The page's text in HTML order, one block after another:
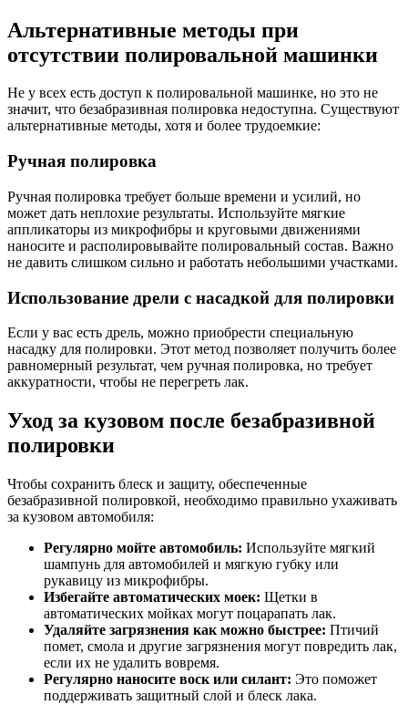
Альтернативные методы при
отсутствии полировальной машинки
Не у всех есть доступ к полировальной машинке, но это не
значит, что безабразивная полировка недоступна. Существуют
альтернативные методы, хотя и более трудоемкие:
Ручная полировка
Ручная полировка требует больше времени и усилий, но
может дать неплохие результаты. Используйте мягкие
аппликаторы из микрофибры и круговыми движениями
наносите и располировывайте полировальный состав. Важно
не давить слишком сильно и работать небольшими участками.
Использование дрели с насадкой для полировки
Если у вас есть дрель, можно приобрести специальную
насадку для полировки. Этот метод позволяет получить более
равномерный результат, чем ручная полировка, но требует
аккуратности, чтобы не перегреть лак.
Уход за кузовом после безабразивной
полировки
Чтобы сохранить блеск и защиту, обеспеченные
безабразивной полировкой, необходимо правильно ухаживать
за кузовом автомобиля:
Регулярно мойте автомобиль: Используйте мягкий
шампунь для автомобилей и мягкую губку или
рукавицу из микрофибры.
Избегайте автоматических моек: Щетки в
автоматических мойках могут поцарапать лак.
Удаляйте загрязнения как можно быстрее: Птичий
помет, смола и другие загрязнения могут повредить лак,
если их не удалить вовремя.
Регулярно наносите воск или силант: Это поможет
поддерживать защитный слой и блеск лака.